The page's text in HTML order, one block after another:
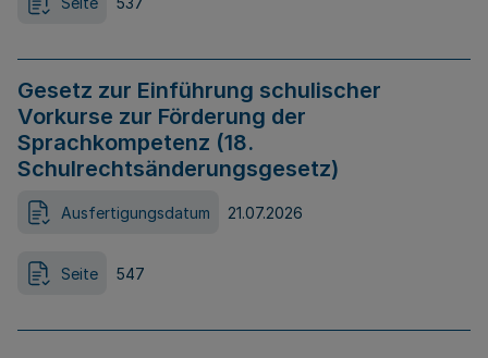
Gesetz zur Einführung schulischer
Vorkurse zur Förderung der
Sprachkompetenz (18.
Schulrechtsänderungsgesetz)
Ausfertigungsdatum 21.07.2026
Seite 547